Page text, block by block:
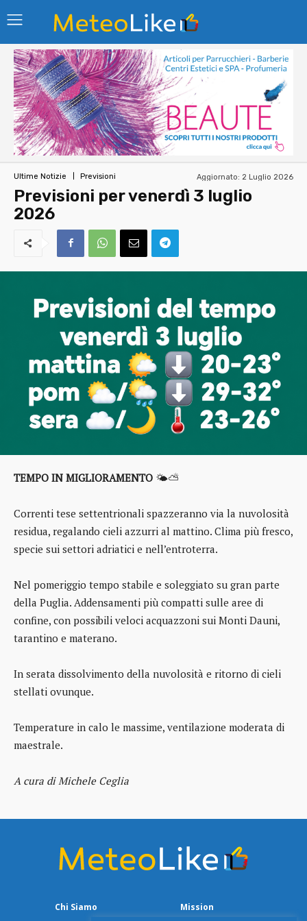
Ultime Notizie Previsioni Aggiornato: 2 Luglio 2026
Previsioni per venerdì 3 luglio
2026
TEMPO IN MIGLIORAMENTO 🌤️⛅
Correnti tese settentrionali spazzeranno via la nuvolosità
residua, regalando cieli azzurri al mattino. Clima più fresco,
specie sui settori adriatici e nell’entroterra.
Nel pomeriggio tempo stabile e soleggiato su gran parte
della Puglia. Addensamenti più compatti sulle aree di
confine, con possibili veloci acquazzoni sui Monti Dauni,
tarantino e materano.
In serata dissolvimento della nuvolosità e ritorno di cieli
stellati ovunque.
Temperature in calo le massime, ventilazione moderata di
maestrale.
A cura di Michele Ceglia
Chi Siamo Mission